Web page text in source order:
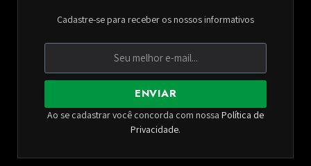
Cadastre-se para receber os nossos informativos
ENVIAR
Ao se cadastrar você concorda com nossa Política de
Privacidade.